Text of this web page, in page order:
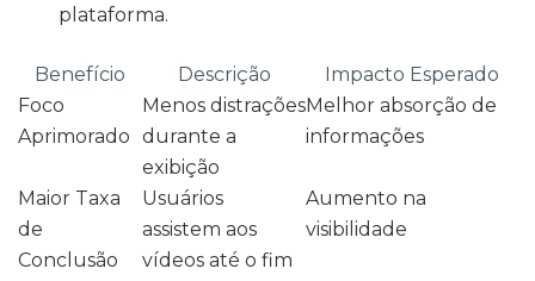
plataforma.
Benefício Descrição
Impacto Esperado
Foco
Aprimorado
Menos distrações
durante a
exibição
Melhor absorção de
informações
Maior Taxa
de
Conclusão
Usuários
assistem aos
vídeos até o fim
Aumento na
visibilidade